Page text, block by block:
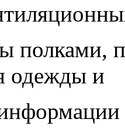
полками,
одежды и